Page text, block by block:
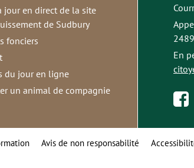
jour en direct de la site
de Sudbury
fonciers
du jour en ligne
un animal de compagnie
2489
En
Avis de non responsabilité